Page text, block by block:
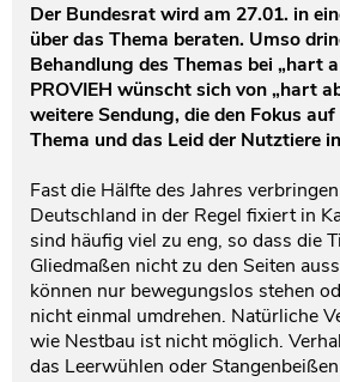
Der Bundesrat wird am 27.01. in
über das Thema beraten. Umso
Behandlung des Themas bei „hart
PROVIEH wünscht sich von „hart
weitere Sendung, die den Fokus
Thema und das Leid der Nutztiere
Fast die Hälfte des Jahres
Deutschland in der Regel fixiert in
sind häufig viel zu eng, so dass die
Gliedmaßen nicht zu den Seiten
können nur bewegungslos stehen
nicht einmal umdrehen. Natürliche
wie Nestbau ist nicht möglich.
das Leerwühlen oder